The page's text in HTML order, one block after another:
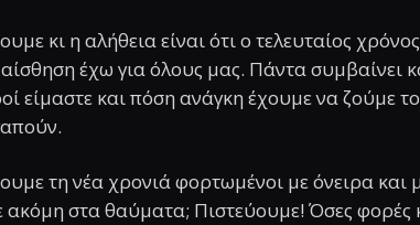
κι η αλήθεια είναι ότι ο τελευταίος
έχω για όλους μας. Πάντα συμβαίνει
είμαστε και πόση ανάγκη έχουμε να ζούμε
τη νέα χρονιά φορτωμένοι με όνειρα και
ακόμη στα θαύματα; Πιστεύουμε! Όσες φορές